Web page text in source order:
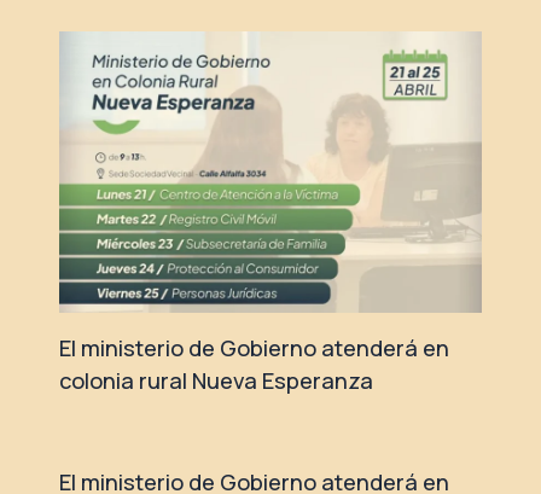
El ministerio de Gobierno atenderá en
colonia rural Nueva Esperanza
El ministerio de Gobierno atenderá en